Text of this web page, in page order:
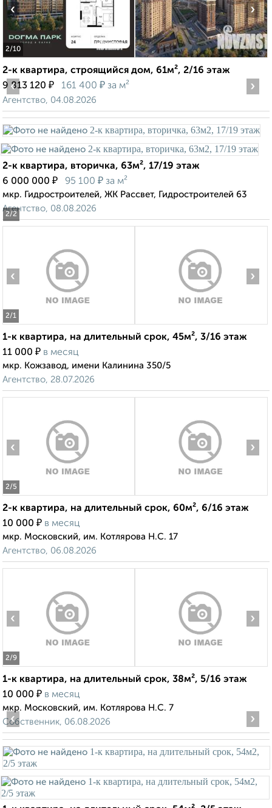
2/10
‹ ›
2-к квартира, строящийся дом, 61м², 2/16 этаж
9 813 120 ₽ 161 400 ₽ за м²
Агентство, 04.08.2026
2/2
‹ ›
2-к квартира, вторичка, 63м², 17/19 этаж
6 000 000 ₽ 95 100 ₽ за м²
мкр. Гидростроителей, ЖК Рассвет, Гидростроителей 63
Агентство, 08.08.2026
2/1
‹ ›
1-к квартира, на длительный срок, 45м², 3/16 этаж
11 000 ₽ в месяц
мкр. Кожзавод, имени Калинина 350/5
Агентство, 28.07.2026
2/5
‹ ›
2-к квартира, на длительный срок, 60м², 6/16 этаж
10 000 ₽ в месяц
мкр. Московский, им. Котлярова Н.С. 17
Агентство, 06.08.2026
2/9
‹ ›
1-к квартира, на длительный срок, 38м², 5/16 этаж
10 000 ₽ в месяц
мкр. Московский, им. Котлярова Н.С. 7
Собственник, 06.08.2026
‹ ›